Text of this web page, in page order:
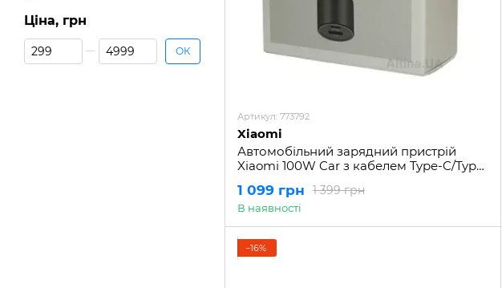
Артикул: 773792
Xiaomi
Автомобільний зарядний пристрій
Xiaomi 100W Car з кабелем Type-C/Type-
1 399 грн
1 099 грн
В наявності
−16%
Ціна, грн
Від Ціна, грн
До Ціна, грн ОК